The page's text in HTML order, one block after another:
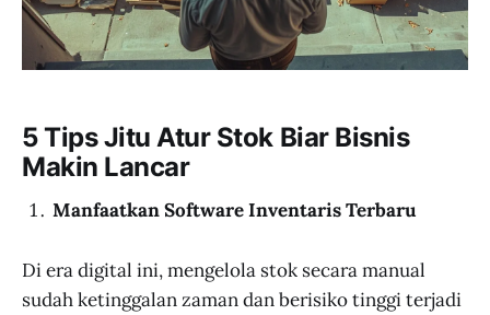
5 Tips Jitu Atur Stok Biar Bisnis
Makin Lancar
Manfaatkan Software Inventaris Terbaru
Di era digital ini, mengelola stok secara manual
sudah ketinggalan zaman dan berisiko tinggi terjadi